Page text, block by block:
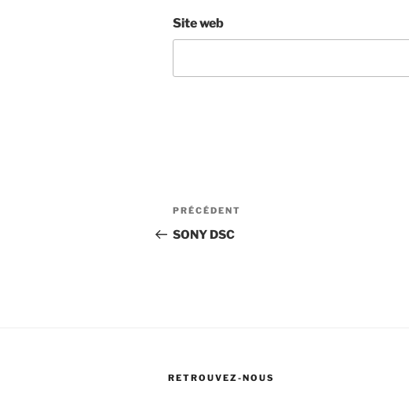
Site web
Navigation
de
Article
précédent
PRÉCÉDENT
SONY DSC
RETROUVEZ-NOUS